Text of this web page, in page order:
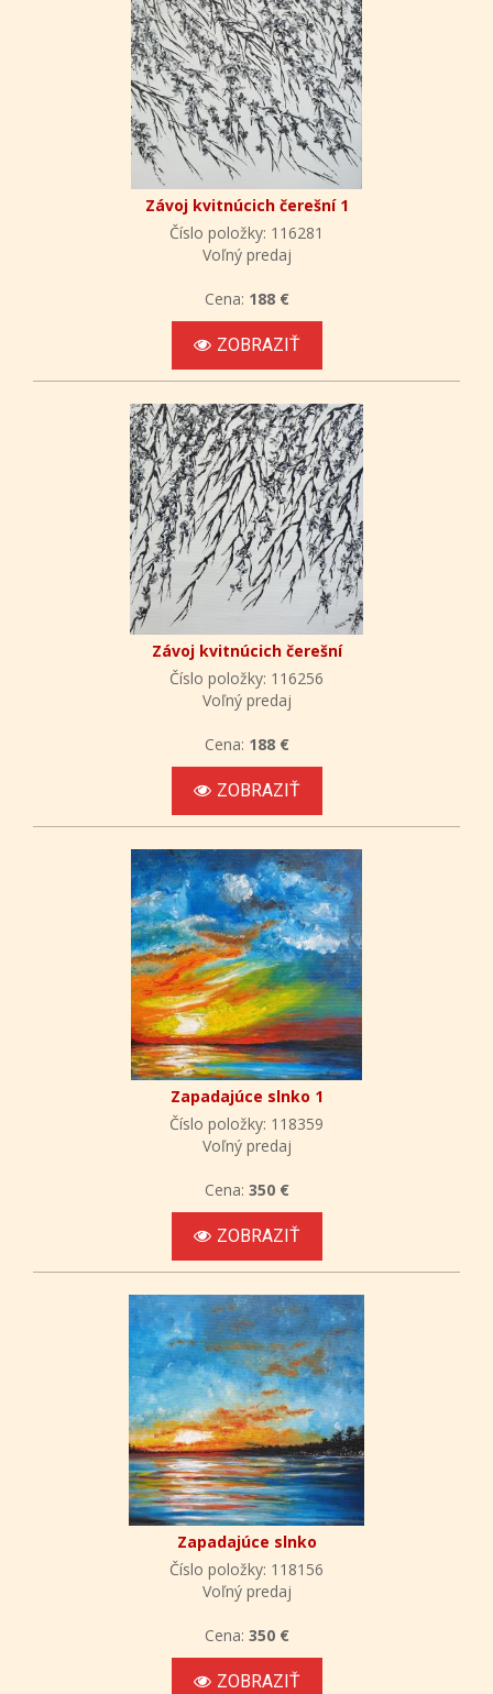
Závoj kvitnúcich čerešní 1
Číslo položky: 116281
Voľný predaj
Cena: 188 €
ZOBRAZIŤ
Závoj kvitnúcich čerešní
Číslo položky: 116256
Voľný predaj
Cena: 188 €
ZOBRAZIŤ
Zapadajúce slnko 1
Číslo položky: 118359
Voľný predaj
Cena: 350 €
ZOBRAZIŤ
Zapadajúce slnko
Číslo položky: 118156
Voľný predaj
Cena: 350 €
ZOBRAZIŤ